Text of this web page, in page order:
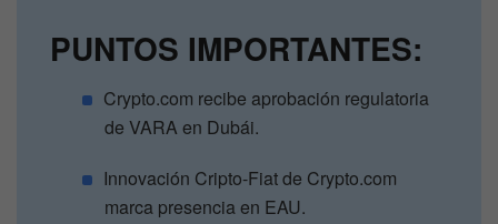
PUNTOS IMPORTANTES:
Crypto.com recibe aprobación regulatoria
de VARA en Dubái.
Innovación Cripto-Fiat de Crypto.com
marca presencia en EAU.